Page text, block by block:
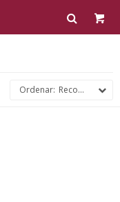
Recomendados